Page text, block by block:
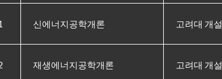
신에너지공학개론 고려대 개설
재생에너지공학개론 고려대 개설